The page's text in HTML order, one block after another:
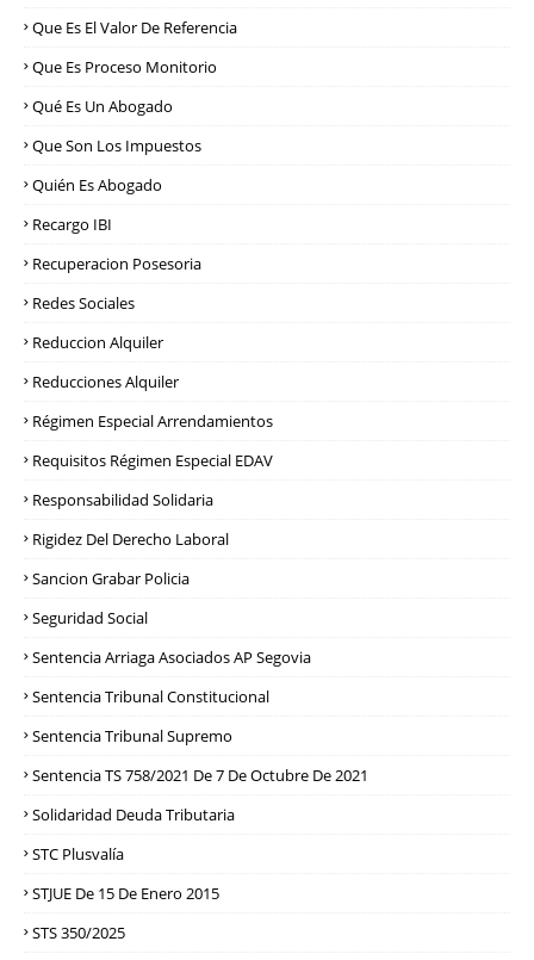
Que Es El Valor De Referencia
Que Es Proceso Monitorio
Qué Es Un Abogado
Que Son Los Impuestos
Quién Es Abogado
Recargo IBI
Recuperacion Posesoria
Redes Sociales
Reduccion Alquiler
Reducciones Alquiler
Régimen Especial Arrendamientos
Requisitos Régimen Especial EDAV
Responsabilidad Solidaria
Rigidez Del Derecho Laboral
Sancion Grabar Policia
Seguridad Social
Sentencia Arriaga Asociados AP Segovia
Sentencia Tribunal Constitucional
Sentencia Tribunal Supremo
Sentencia TS 758/2021 De 7 De Octubre De 2021
Solidaridad Deuda Tributaria
STC Plusvalía
STJUE De 15 De Enero 2015
STS 350/2025